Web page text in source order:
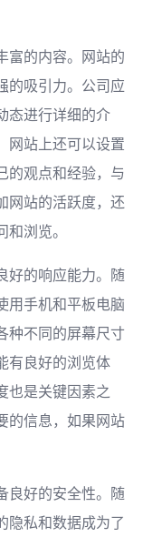
富的内容。网站的
的吸引力。公司应
态进行详细的介
网站上还可以设置
的观点和经验，与
网站的活跃度，还
浏览。
好的响应能力。随
用手机和平板电脑
种不同的屏幕尺寸
有良好的浏览体
也是关键因素之
的信息，如果网站
良好的安全性。随
隐私和数据成为了